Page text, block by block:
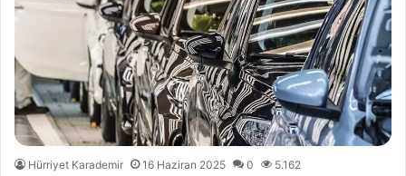
Hürriyet Karademir 16 Haziran 2025 0 5.162